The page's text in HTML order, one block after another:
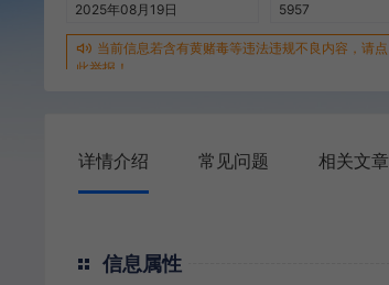
2025年08月19日
5957
当前信息若含有黄赌毒等违法违规不良内容，请点
此举报！
详情介绍 常见问题 相关文章
信息属性